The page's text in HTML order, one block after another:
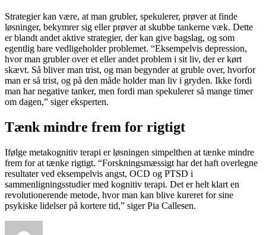
Strategier kan være, at man grubler, spekulerer, prøver at finde
løsninger, bekymrer sig eller prøver at skubbe tankerne væk. Dette
er blandt andet aktive strategier, der kan give bagslag, og som
egentlig bare vedligeholder problemet. “Eksempelvis depression,
hvor man grubler over et eller andet problem i sit liv, der er kørt
skævt. Så bliver man trist, og man begynder at gruble over, hvorfor
man er så trist, og på den måde holder man liv i gryden. Ikke fordi
man har negative tanker, men fordi man spekulerer så mange timer
om dagen,” siger eksperten.
Tænk mindre frem for rigtigt
Ifølge metakognitiv terapi er løsningen simpelthen at tænke mindre
frem for at tænke rigtigt. “Forskningsmæssigt har det haft overlegne
resultater ved eksempelvis angst, OCD og PTSD i
sammenligningsstudier med kognitiv terapi. Det er helt klart en
revolutionerende metode, hvor man kan blive kureret for sine
psykiske lidelser på kortere tid,” siger Pia Callesen.